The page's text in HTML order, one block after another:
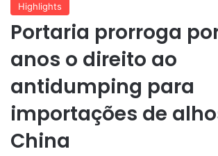
Highlights
Portaria prorroga
anos o direito ao
antidumping para
importações de
China